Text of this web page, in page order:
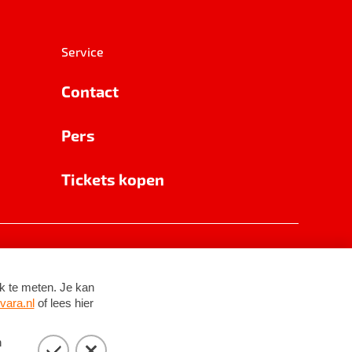
Service
Contact
Pers
Tickets kopen